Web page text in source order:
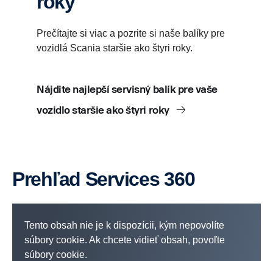
Prečítajte si viac a pozrite si naše balíky pre
vozidlá Scania staršie ako štyri roky.
Nájdite najlepší servisný balík pre vaše
vozidlo staršie ako štyri roky
Prehľad Services 360
Tento obsah nie je k dispozícii, kým nepovolíte
súbory cookie. Ak chcete vidieť obsah, povoľte
súbory cookie.